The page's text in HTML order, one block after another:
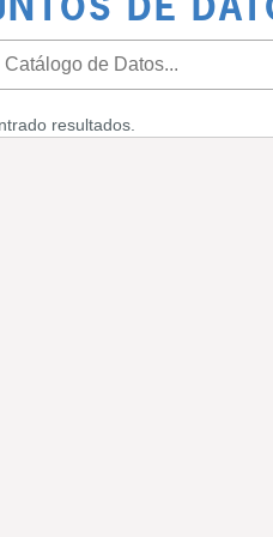
DE
resultados.